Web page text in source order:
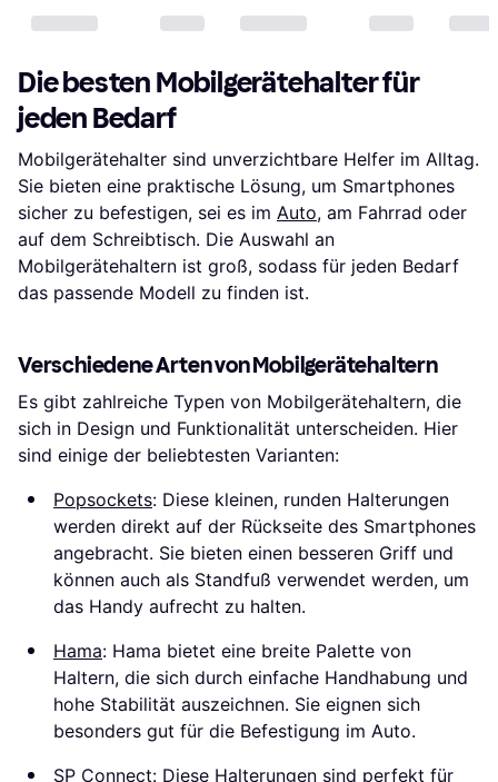
Die besten Mobilgerätehalter für
jeden Bedarf
Mobilgerätehalter sind unverzichtbare Helfer im Alltag.
Sie bieten eine praktische Lösung, um Smartphones
sicher zu befestigen, sei es im Auto, am Fahrrad oder
auf dem Schreibtisch. Die Auswahl an
Mobilgerätehaltern ist groß, sodass für jeden Bedarf
das passende Modell zu finden ist.
Verschiedene Arten von Mobilgerätehaltern
Es gibt zahlreiche Typen von Mobilgerätehaltern, die
sich in Design und Funktionalität unterscheiden. Hier
sind einige der beliebtesten Varianten:
Popsockets: Diese kleinen, runden Halterungen
werden direkt auf der Rückseite des Smartphones
angebracht. Sie bieten einen besseren Griff und
können auch als Standfuß verwendet werden, um
das Handy aufrecht zu halten.
Hama: Hama bietet eine breite Palette von
Haltern, die sich durch einfache Handhabung und
hohe Stabilität auszeichnen. Sie eignen sich
besonders gut für die Befestigung im Auto.
SP Connect: Diese Halterungen sind perfekt für